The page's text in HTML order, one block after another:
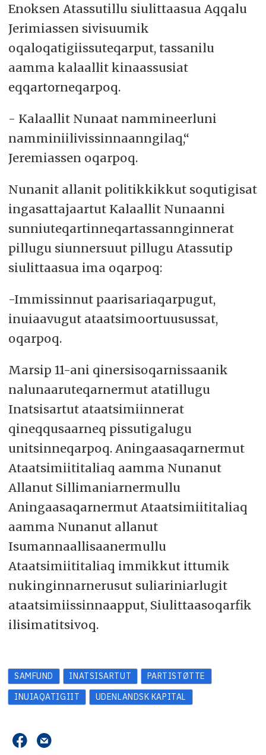
Enoksen Atassutillu siulittaasua Aqqalu
Jerimiassen sivisuumik
oqaloqatigiissuteqarput, tassanilu
aamma kalaallit kinaassusiat
eqqartorneqarpoq.
- Kalaallit Nunaat nammineerluni
namminiilivissinnaanngilaq,“
Jeremiassen oqarpoq.
Nunanit allanit politikkikkut soqutigisat
ingasattajaartut Kalaallit Nunaanni
sunniuteqartinneqartassannginnerat
pillugu siunnersuut pillugu Atassutip
siulittaasua ima oqarpoq:
-Immissinnut paarisariaqarpugut,
inuiaavugut ataatsimoortuusussat,
oqarpoq.
Marsip 11-ani qinersisoqarnissaanik
nalunaaruteqarnermut atatillugu
Inatsisartut ataatsimiinnerat
qineqqusaarneq pissutigalugu
unitsinneqarpoq. Aningaasaqarnermut
Ataatsimiititaliaq aamma Nunanut
Allanut Sillimaniarnermullu
Aningaasaqarnermut Ataatsimiititaliaq
aamma Nunanut allanut
Isumannaallisaanermullu
Ataatsimiititaliaq immikkut ittumik
nukinginnarnerusut suliariniarlugit
ataatsimiissinnaapput, Siulittaasoqarfik
ilisimatitsivoq.
SAMFUND INATSISARTUT
PARTISTØTTE
INUIAQATIGIIT
UDENLANDSK KAPITAL